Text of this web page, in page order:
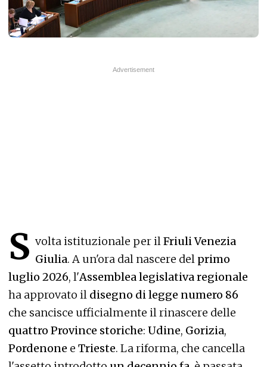
S volta istituzionale per ilFriuli Venezia
Giulia. A un'ora dal nascere del primo
luglio 2026, l'Assemblea legislativa regionale
ha approvato il disegno di legge numero 86
che sancisce ufficialmente il rinascere delle
quattro Province storiche: Udine, Gorizia,
Pordenone e Trieste. La riforma, che cancella